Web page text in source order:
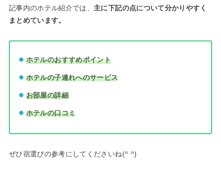
記事内のホテル紹介では、主に下記の点について分かりやすく
まとめています。
ホテルのおすすめポイント
ホテルの子連れへのサービス
お部屋の詳細
ホテルの口コミ
ぜひ宿選びの参考にしてくださいね(^ ^)